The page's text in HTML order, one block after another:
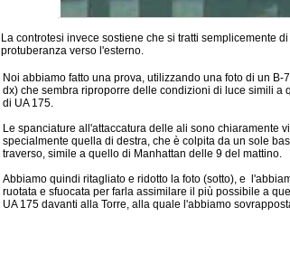
La controtesi invece sostiene che si tratti semplicemente
protuberanza verso l'esterno.
Noi abbiamo fatto una prova, utilizzando una foto di un B-
dx) che sembra riproporre delle condizioni di luce simili a
di UA 175.
Le spanciature all'attaccatura delle ali sono chiaramente
specialmente quella di destra, che è colpita da un sole
traverso, simile a quello di Manhattan delle 9 del mattino.
Abbiamo quindi ritagliato e ridotto la foto (sotto), e
ruotata e sfuocata per farla assimilare il più possibile a
UA 175 davanti alla Torre, alla quale l'abbiamo